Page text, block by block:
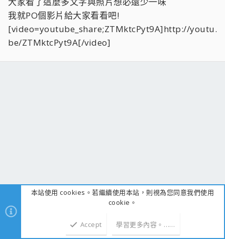
我就PO個影片給大家看看吧!
[video=youtube_share;ZTMktcPyt9A]http://youtu.
be/ZTMktcPyt9A[/video]
本站使用 cookies。若繼續使用本站，則視為您同意我們使用
cookie。
Accept 學習更多內容。……